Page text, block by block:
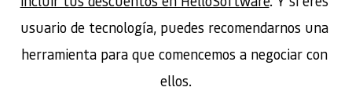
usuario de tecnología, puedes recomendarnos una
herramienta para que comencemos a negociar con
ellos.